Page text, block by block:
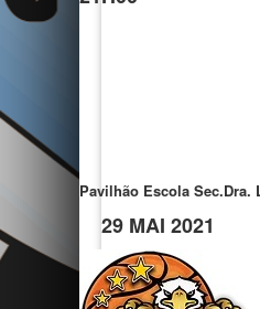
29 MAI 2021